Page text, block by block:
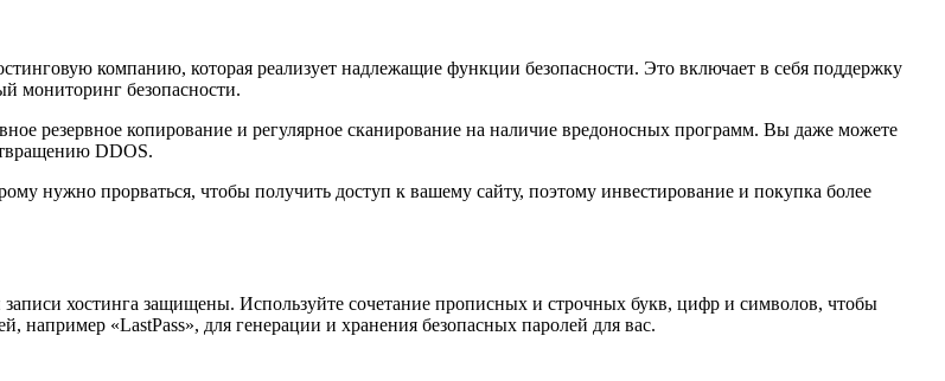
компанию, которая реализует надлежащие функции безопасности. Это включает в себя поддержку
мониторинг безопасности.
резервное копирование и регулярное сканирование на наличие вредоносных программ. Вы даже можете
DDOS.
нужно прорваться, чтобы получить доступ к вашему сайту, поэтому инвестирование и покупка более
записи хостинга защищены. Используйте сочетание прописных и строчных букв, цифр и символов, чтобы
«LastPass», для генерации и хранения безопасных паролей для вас.